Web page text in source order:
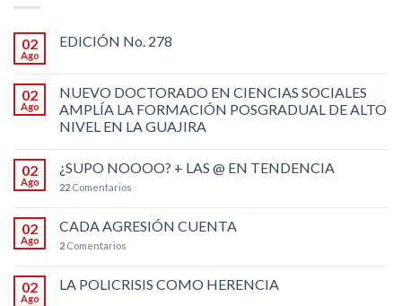
02
Ago
EDICIÓN No. 278
02
Ago
NUEVO DOCTORADO EN CIENCIAS SOCIALES
AMPLÍA LA FORMACIÓN POSGRADUAL DE ALTO
NIVEL EN LA GUAJIRA
02
Ago
¿SUPO NOOOO? + LAS @ EN TENDENCIA
22 Comentarios
02
Ago
CADA AGRESIÓN CUENTA
2 Comentarios
02
Ago
LA POLICRISIS COMO HERENCIA